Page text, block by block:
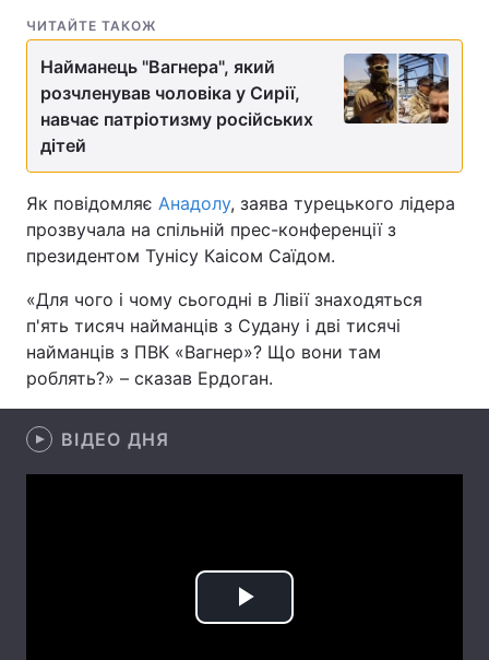
Економіка Світ
Спорт Наука
Техно і зв'язок
Зброя Інциденти
Здоров'я Туризм
Цікавинки Погода
Екологія Регіони
ЧИТАЙТЕ ТАКОЖ
Найманець "Вагнера", який
розчленував чоловіка у Сирії,
навчає патріотизму російських
дітей
Як повідомляє Анадолу, заява турецького лідера
прозвучала на спільній прес-конференції з
президентом Тунісу Каісом Саїдом.
«Для чого і чому сьогодні в Лівії знаходяться
п'ять тисяч найманців з Судану і дві тисячі
найманців з ПВК «Вагнер»? Що вони там
роблять?» – сказав Ердоган.
ВІДЕО ДНЯ
Play